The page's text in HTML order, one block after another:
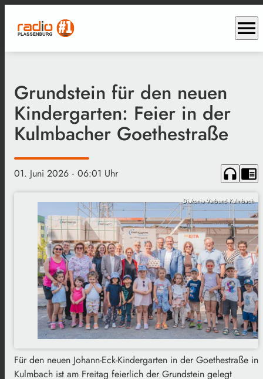
menu
Grundstein für den neuen
Kindergarten: Feier in der
Kulmbacher Goethestraße
01. Juni 2026 · 06:01 Uhr headphones chrome_reader_mode
Diakonie Verbund Kulmbach
Für den neuen Johann-Eck-Kindergarten in der Goethestraße in
Kulmbach ist am Freitag feierlich der Grundstein gelegt